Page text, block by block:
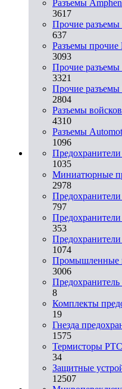
Разъемы
3617
Прочие разъемы
637
Разъемы прочие
3093
Прочие разъемы
3321
Прочие разъемы
2804
Разъемы
4310
Разъeмы
1096
1035
Миниатюрные
2978
797
353
1074
Промышленные
3006
Предохранитель
8
Комплекты
19
Гнезда
1575
Термисторы PTC
34
Защитные
12507